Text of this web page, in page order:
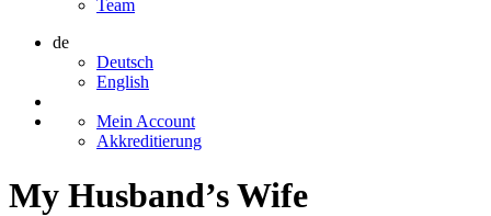
Team
de
Deutsch
English
Mein Account
Akkreditierung
My Husband’s Wife